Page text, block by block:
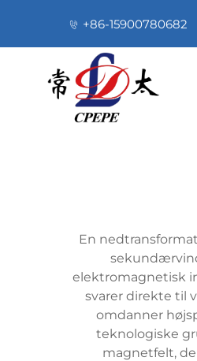
+86-15900780682
En
elektromagnetisk
svarer direkte til
omdanner
teknologiske
magnetfelt,